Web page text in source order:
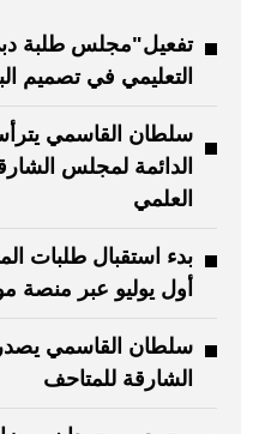
تفعيل"مجلس طلبة
التعليمي في تصميم
سلطان القاسمي يترأس
الدائمة لمجلس
العلمي
بدء استقبال طلبات
أول يوليو عبر منصة
سلطان القاسمي
الشارقة للمتاحف